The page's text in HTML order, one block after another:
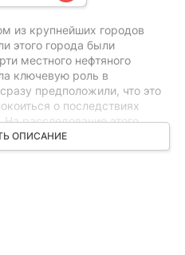
из крупнейших городов
этого города были
местного нефтяного
ключевую роль в
предположили, что это
о последствиях
На расследование этого
который, по сути, был
карьеру. Однако, Дэвид
умением продвигать
деле, применяя свою
Так началось его путь в
непростым испытанием
факты и скрытые
ОПИСАНИЕ